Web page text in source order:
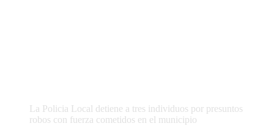
La Policia Local detiene a tres individuos por presuntos
robos con fuerza cometidos en el municipio